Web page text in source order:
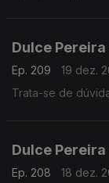
Dulce
Ep. 209
19 dez.
Trata-se de
Dulce
Ep. 208
18 dez.